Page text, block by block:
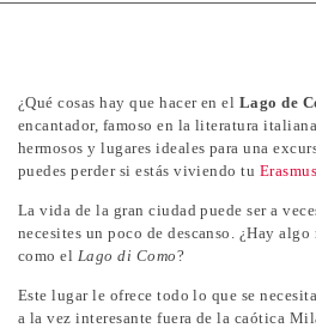
¿Qué cosas hay que hacer en el Lago de
encantador, famoso en la literatura
hermosos y lugares ideales para una
puedes perder si estás viviendo tu
La vida de la gran ciudad puede ser a
necesites un poco de descanso. ¿Hay
como el Lago di Como?
Este lugar le ofrece todo lo que se
a la vez interesante fuera de la caótica